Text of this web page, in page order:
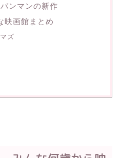
ンマンの新作
映画館まとめ
ズ